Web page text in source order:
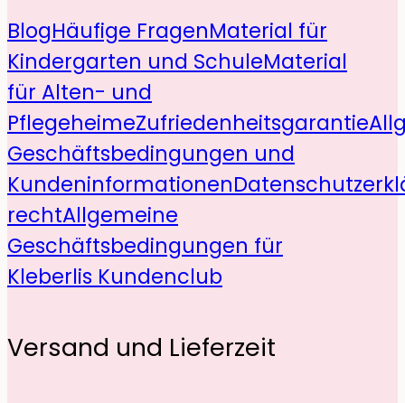
BlogHäufige FragenMaterial für
Kindergarten und SchuleMaterial
für Alten- und
PflegeheimeZufriedenheitsgarantie
Geschäftsbedingungen und
Kundeninformationen
rechtAllgemeine
Geschäftsbedingungen für
Kleberlis Kundenclub
Versand und Lieferzeit